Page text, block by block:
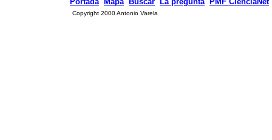
Copyright 2000 Antonio Varela